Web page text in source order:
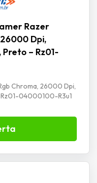
Razer
Dpi,
Preto – Rz01-
Chroma, 26000 Dpi,
04000100-R3u1